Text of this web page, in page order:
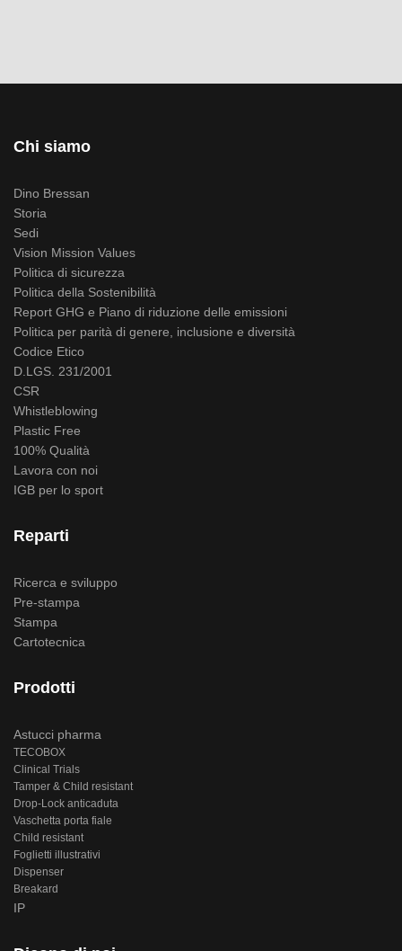
Chi siamo
Dino Bressan
Storia
Sedi
Vision Mission Values
Politica di sicurezza
Politica della Sostenibilità
Report GHG e Piano di riduzione delle emissioni
Politica per parità di genere, inclusione e diversità
Codice Etico
D.LGS. 231/2001
CSR
Whistleblowing
Plastic Free
100% Qualità
Lavora con noi
IGB per lo sport
Reparti
Ricerca e sviluppo
Pre-stampa
Stampa
Cartotecnica
Prodotti
Astucci pharma
TECOBOX
Clinical Trials
Tamper & Child resistant
Drop-Lock anticaduta
Vaschetta porta fiale
Child resistant
Foglietti illustrativi
Dispenser
Breakard
IP